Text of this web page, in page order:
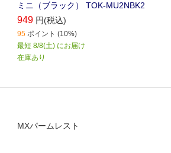
ミニ（ブラック） TOK-MU2NBK2
949 円(税込)
95 ポイント (10%)
最短 8/8(土) にお届け
在庫あり
MXパームレスト